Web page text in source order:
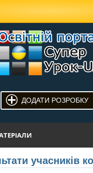
ДОДАТИ РОЗРОБКУ
учасників